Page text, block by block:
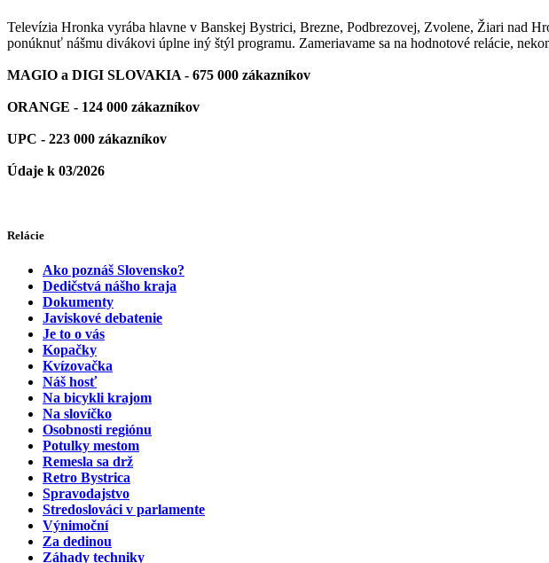
Televízia Hronka vyrába hlavne v Banskej Bystrici, Brezne, Podbrezovej, Zvolene, Žiari nad
ponúknuť nášmu divákovi úplne iný štýl programu. Zameriavame sa na hodnotové relácie,
MAGIO a DIGI SLOVAKIA - 675 000 zákazníkov
ORANGE - 124 000 zákazníkov
UPC - 223 000 zákazníkov
Údaje k 03/2026
Relácie
Ako poznáš Slovensko?
Dedičstvá nášho kraja
Dokumenty
Javiskové debatenie
Je to o vás
Kopačky
Kvízovačka
Náš hosť
Na bicykli krajom
Na slovíčko
Osobnosti regiónu
Potulky mestom
Remesla sa drž
Retro Bystrica
Spravodajstvo
Stredoslováci v parlamente
Výnimoční
Za dedinou
Záhady techniky